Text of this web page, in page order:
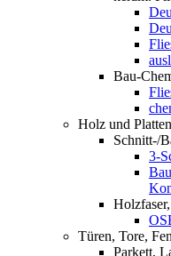
Bau-
Holz und Platten
Schnitt-/
3-
Türen, Tore,
Parkett,